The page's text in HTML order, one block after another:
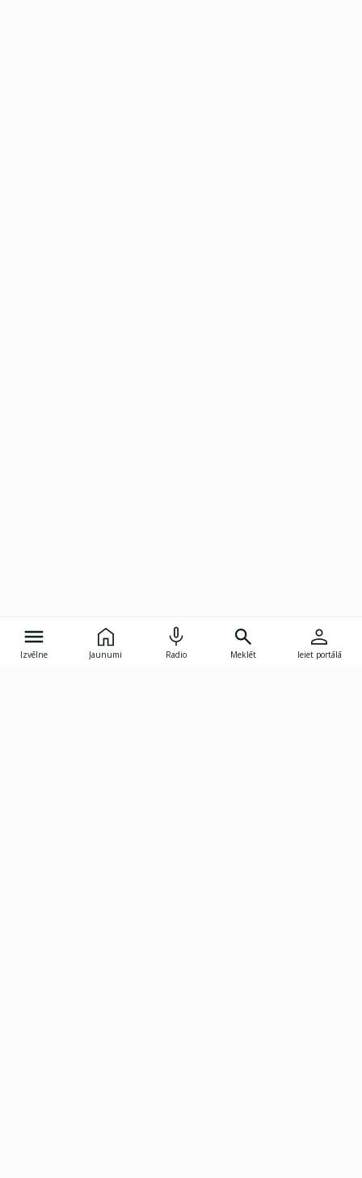
Izvēlne Jaunumi Radio Meklēt Ieiet portālā